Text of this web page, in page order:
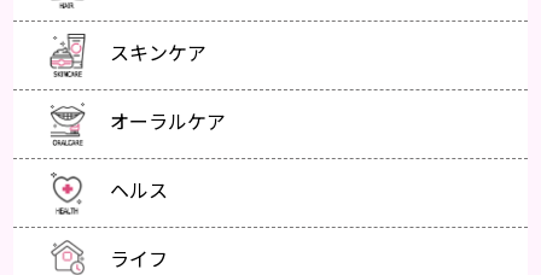
スキンケア
オーラルケア
ヘルス
ライフ